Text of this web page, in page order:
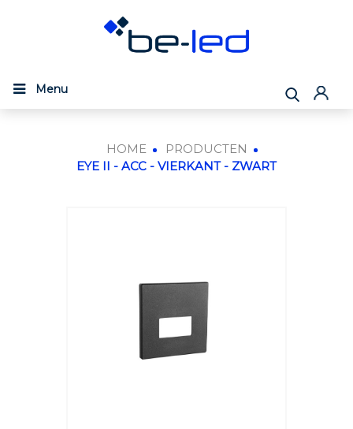
Menu
HOME
PRODUCTEN
EYE II - ACC - VIERKANT - ZWART